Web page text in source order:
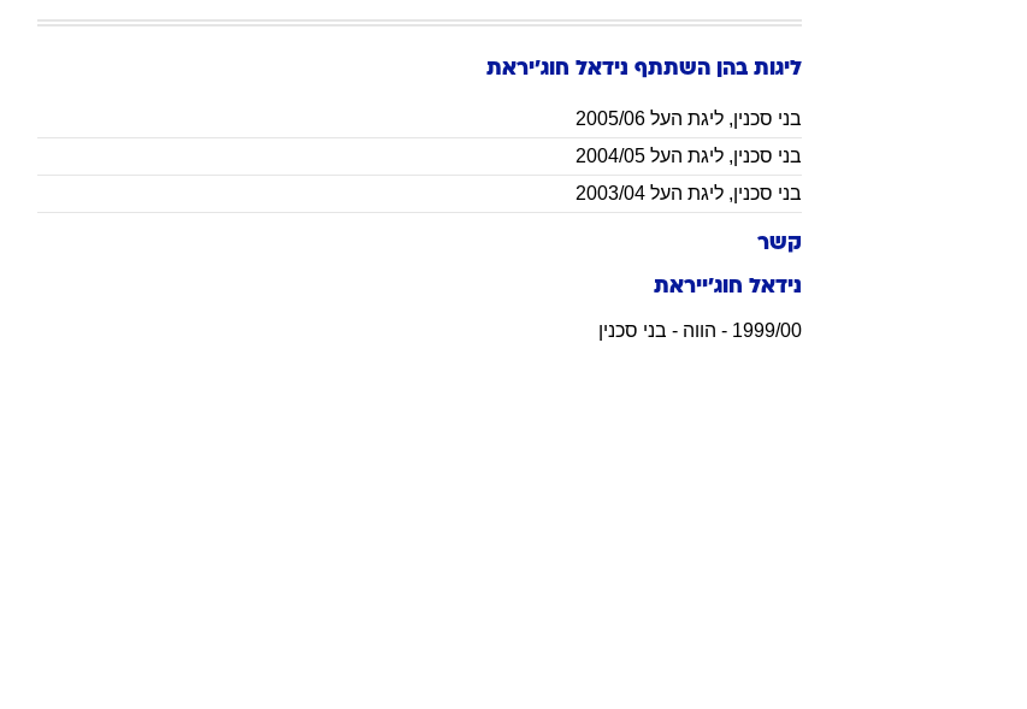
פוקר
ענפים
לוח
ליגות בהן השתתף נידאל חוג'יראת
בני סכנין, ליגת העל 2005/06
בני סכנין, ליגת העל 2004/05
בני סכנין, ליגת העל 2003/04
קשר
נידאל חוג'ייראת
1999/00 - הווה - בני סכנין